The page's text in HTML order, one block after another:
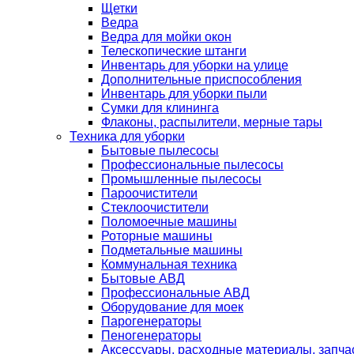
Щетки
Ведра
Ведра для мойки окон
Телескопические штанги
Инвентарь для уборки на улице
Дополнительные приспособления
Инвентарь для уборки пыли
Сумки для клининга
Флаконы, распылители, мерные тары
Техника для уборки
Бытовые пылесосы
Профессиональные пылесосы
Промышленные пылесосы
Пароочистители
Стеклоочистители
Поломоечные машины
Роторные машины
Подметальные машины
Коммунальная техника
Бытовые АВД
Профессиональные АВД
Оборудование для моек
Парогенераторы
Пеногенераторы
Аксессуары, расходные материалы,